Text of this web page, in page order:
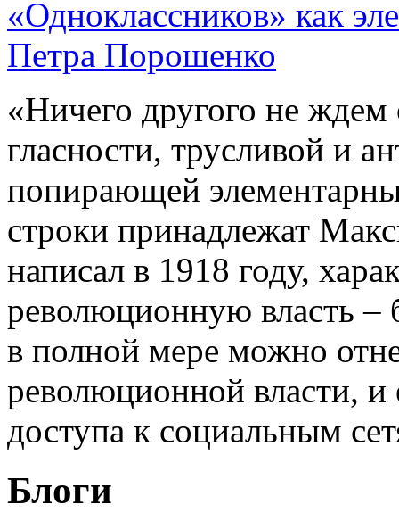
«Одноклассников» как
Петра Порошенко
«Ничего другого не ждем
гласности, трусливой и
попирающей
строки принадлежат
написал в 1918 году,
революционную власть –
в полной мере можно
революционной власти,
доступа к социальным
Блоги